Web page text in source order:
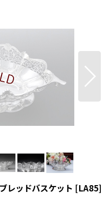
レッドバスケット [LA85]